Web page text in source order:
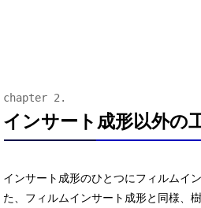
インサート成形以外の
インサート成形のひとつにフィルムイ
た、フィルムインサート成形と同様、